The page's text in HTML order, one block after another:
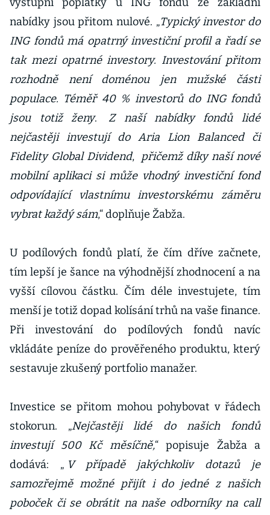
nabídky jsou přitom nulové. „Typický investor do
ING fondů má opatrný investiční profil a řadí se
tak mezi opatrné investory. Investování přitom
rozhodně není doménou jen mužské části
populace. Téměř 40 % investorů do ING fondů
jsou totiž ženy.
Z naší nabídky fondů lidé
nejčastěji investují do Aria Lion Balanced či
Fidelity Global Dividend, přičemž díky naší nové
mobilní aplikaci si může vhodný investiční fond
odpovídající vlastnímu investorskému záměru
vybrat každý sám,“ doplňuje Žabža.
U podílových fondů platí, že čím dříve začnete,
tím lepší je šance na výhodnější zhodnocení a na
vyšší cílovou částku. Čím déle investujete, tím
menší je totiž dopad kolísání trhů na vaše finance.
Při investování do podílových fondů navíc
vkládáte peníze do prověřeného produktu, který
sestavuje zkušený portfolio manažer.
Investice se přitom mohou pohybovat v řádech
stokorun. „Nejčastěji lidé do našich fondů
investují 500 Kč měsíčně,“ popisuje Žabža a
dodává: „ V případě jakýchkoliv dotazů je
samozřejmě možné přijít i do jedné z našich
poboček či se obrátit na naše odborníky na call